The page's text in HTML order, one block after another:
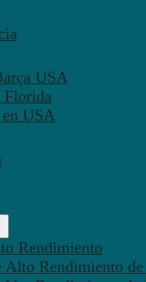
USA
Florida
USA
Rendimiento
Alto Rendimiento